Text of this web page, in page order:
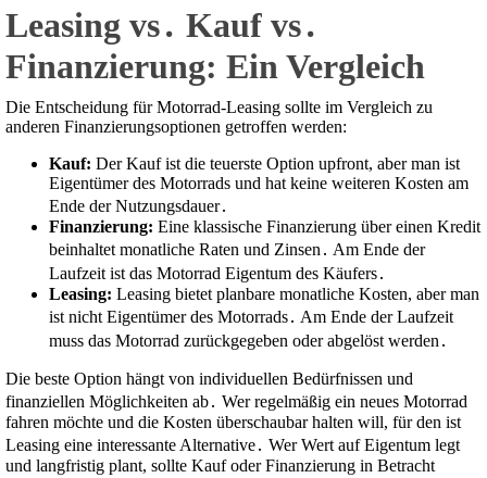
Leasing vs․ Kauf vs․
Finanzierung: Ein Vergleich
Die Entscheidung für Motorrad-Leasing sollte im Vergleich zu
anderen Finanzierungsoptionen getroffen werden:
Kauf: Der Kauf ist die teuerste Option upfront, aber man ist
Eigentümer des Motorrads und hat keine weiteren Kosten am
Ende der Nutzungsdauer․
Finanzierung: Eine klassische Finanzierung über einen Kredit
beinhaltet monatliche Raten und Zinsen․ Am Ende der
Laufzeit ist das Motorrad Eigentum des Käufers․
Leasing: Leasing bietet planbare monatliche Kosten, aber man
ist nicht Eigentümer des Motorrads․ Am Ende der Laufzeit
muss das Motorrad zurückgegeben oder abgelöst werden․
Die beste Option hängt von individuellen Bedürfnissen und
finanziellen Möglichkeiten ab․ Wer regelmäßig ein neues Motorrad
fahren möchte und die Kosten überschaubar halten will, für den ist
Leasing eine interessante Alternative․ Wer Wert auf Eigentum legt
und langfristig plant, sollte Kauf oder Finanzierung in Betracht